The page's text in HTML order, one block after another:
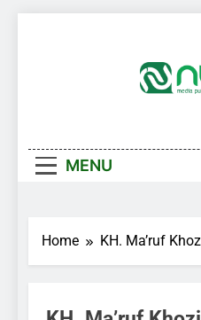
MENU
Home KH. Ma’ruf